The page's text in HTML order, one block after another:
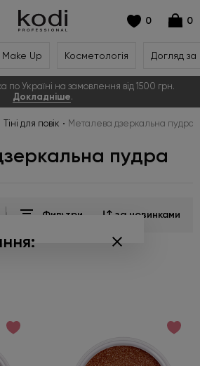
0 0
Make Up Косметологія Догляд
по Україні на замовлення від 1500 грн.
Докладніше.
Тіні для повік Металева дзеркальна пудра
пудра
Фильтри за новинками
ціни